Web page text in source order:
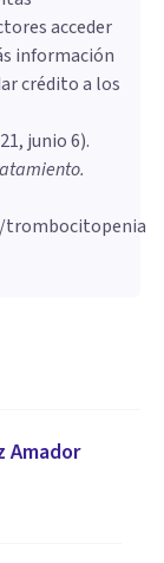
acceder
información
crédito a los
junio 6).
.
trombocitopenia
Amador